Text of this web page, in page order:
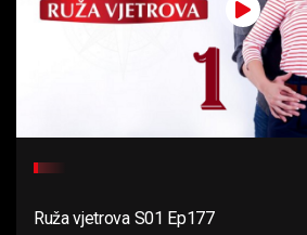
Ruža vjetrova S01 Ep177